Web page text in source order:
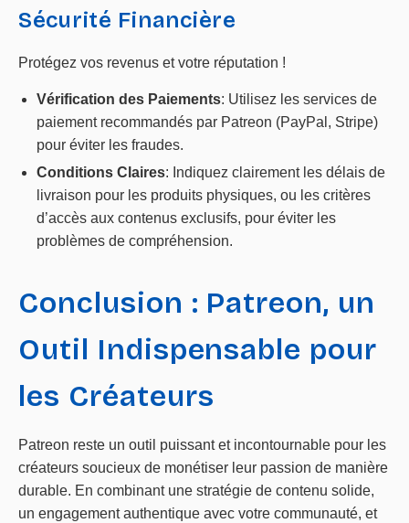
Sécurité Financière
Protégez vos revenus et votre réputation !
Vérification des Paiements: Utilisez les services de
paiement recommandés par Patreon (PayPal, Stripe)
pour éviter les fraudes.
Conditions Claires: Indiquez clairement les délais de
livraison pour les produits physiques, ou les critères
d’accès aux contenus exclusifs, pour éviter les
problèmes de compréhension.
Conclusion : Patreon, un
Outil Indispensable pour
les Créateurs
Patreon reste un outil puissant et incontournable pour les
créateurs soucieux de monétiser leur passion de manière
durable. En combinant une stratégie de contenu solide,
un engagement authentique avec votre communauté, et